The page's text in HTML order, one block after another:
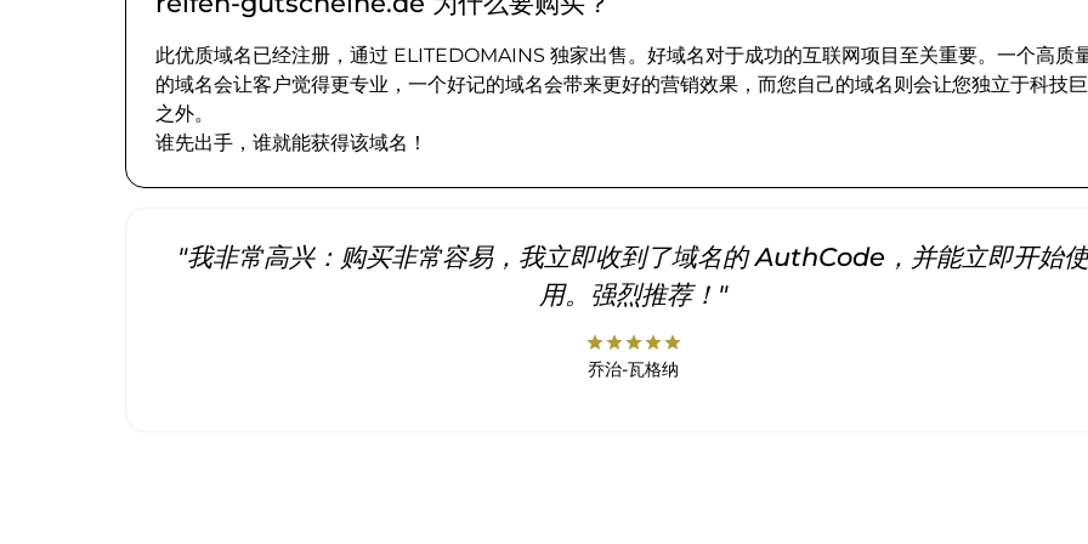
此优质域名已经注册，通过 ELITEDOMAINS 独家出售。好域名对于成功的互联网项目至关重要。一个高质
的域名会让客户觉得更专业，一个好记的域名会带来更好的营销效果，而您自己的域名则会让您独立于科技
之外。
谁先出手，谁就能获得该域名！
"我非常高兴：购买非常容易，我立即收到了域名的 AuthCode，并能立即开始
用。强烈推荐！"
starstarstarstarstar
乔治-瓦格纳